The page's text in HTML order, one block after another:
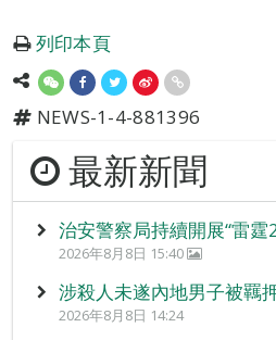
列印本頁
NEWS-1-4-881396
最新新聞
治安警察局持續開展“雷霆
2026年8月8日 15:40
涉殺人未遂內地男子被羈
2026年8月8日 14:24